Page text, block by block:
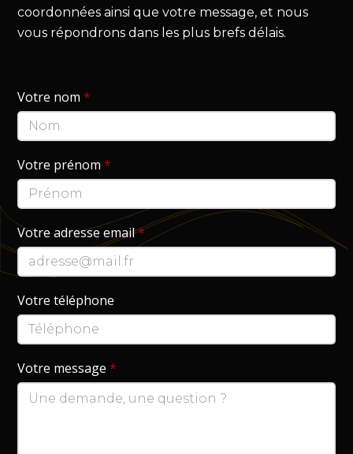
coordonnées ainsi que votre message, et nous
vous répondrons dans les plus brefs délais.
Votre nom*
Votre prénom*
Votre adresse email*
Votre téléphone
Votre message*